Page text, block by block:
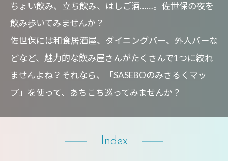
ちょい飲み、立ち飲み、はしご酒……。佐世保の夜を
飲み歩いてみませんか？
佐世保には和食居酒屋、ダイニングバー、外人バーな
どなど、魅力的な飲み屋さんがたくさんで1つに絞れ
ませんよね？それなら、「SASEBOのみさるくマッ
プ」を使って、あちこち巡ってみませんか？
Index